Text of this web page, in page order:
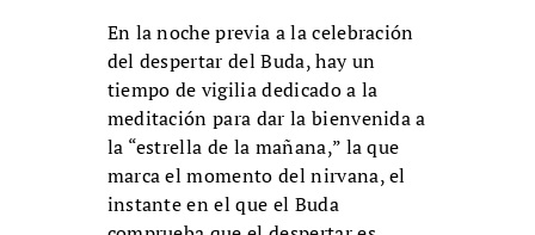
En la noche previa a la celebración
del despertar del Buda, hay un
tiempo de vigilia dedicado a la
meditación para dar la bienvenida a
la “estrella de la mañana,” la que
marca el momento del nirvana, el
instante en el que el Buda